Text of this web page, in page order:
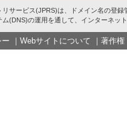
リサービス(JPRS)は、ドメイン名の登録
ム(DNS)の運用を通して、インターネッ
｜ Webサイトについて ｜ 著作権